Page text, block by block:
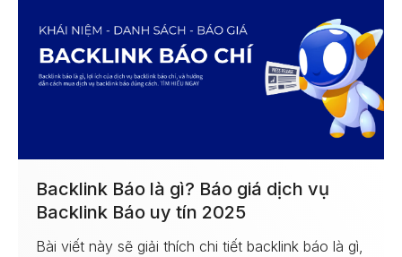
Backlink Báo là gì? Báo giá dịch vụ
Backlink Báo uy tín 2025
Bài viết này sẽ giải thích chi tiết backlink báo là gì,